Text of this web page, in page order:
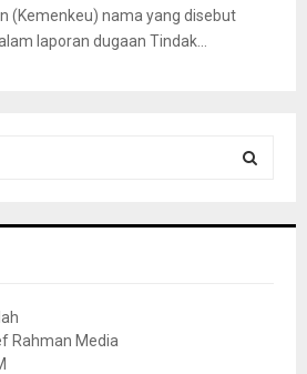
(Kemenkeu) nama yang disebut
laporan dugaan Tindak...
Rahman Media